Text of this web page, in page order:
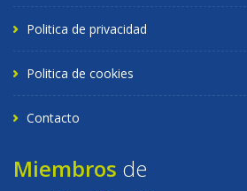
Politica de privacidad
Politica de cookies
Contacto
Miembros de